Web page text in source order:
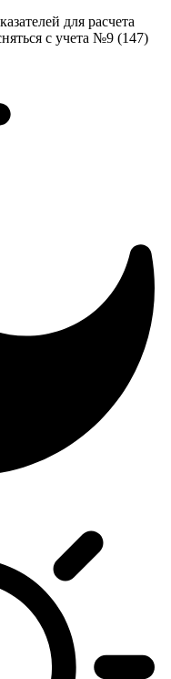
для расчета
с учета №9 (147)